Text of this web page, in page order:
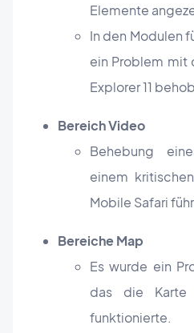
Elemente
In den Modulen
ein Problem mit
Explorer 11
Bereich Video
Behebung
einem
Mobile Safari
Bereiche Map
Es wurde ein
das die
funktionierte.